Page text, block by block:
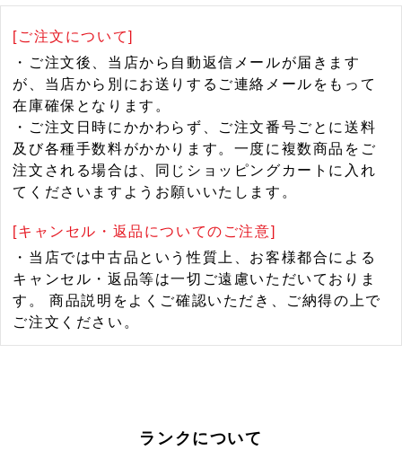
[ご注文について]
・ご注文後、当店から自動返信メールが届きます
が、当店から別にお送りするご連絡メールをもって
在庫確保となります。
・ご注文日時にかかわらず、ご注文番号ごとに送料
及び各種手数料がかかります。一度に複数商品をご
注文される場合は、同じショッピングカートに入れ
てくださいますようお願いいたします。
[キャンセル・返品についてのご注意]
・当店では中古品という性質上、お客様都合による
キャンセル・返品等は一切ご遠慮いただいておりま
す。 商品説明をよくご確認いただき、ご納得の上で
ご注文ください。
ランクについて